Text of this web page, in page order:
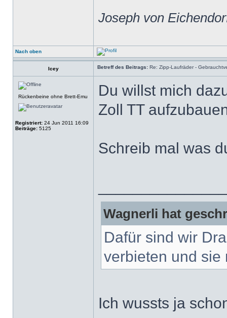
Joseph von
Nach oben
Icey Betreff des Beitrags: Re: Zipp-Laufräder -
Rückenbeine ohne Brett-Emu
Registriert: 24 Jun 2011 16:09
Beiträge: 5125
Du willst mich
Zoll TT
Schreib mal was
Wagnerli hat
Dafür sind wir
verbieten und sie
Ich wussts ja